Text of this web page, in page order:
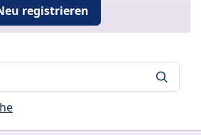
registrieren